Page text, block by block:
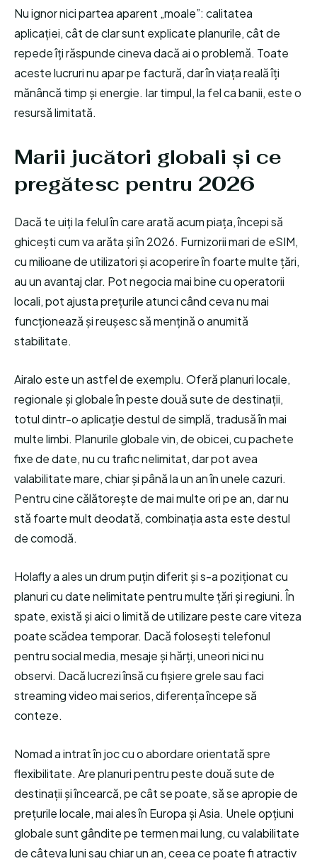
Nu ignor nici partea aparent „moale”: calitatea
aplicației, cât de clar sunt explicate planurile, cât de
repede îți răspunde cineva dacă ai o problemă. Toate
aceste lucruri nu apar pe factură, dar în viața reală îți
mănâncă timp și energie. Iar timpul, la fel ca banii, este o
resursă limitată.
Marii jucători globali și ce
pregătesc pentru 2026
Dacă te uiți la felul în care arată acum piața, începi să
ghicești cum va arăta și în 2026. Furnizorii mari de eSIM,
cu milioane de utilizatori și acoperire în foarte multe țări,
au un avantaj clar. Pot negocia mai bine cu operatorii
locali, pot ajusta prețurile atunci când ceva nu mai
funcționează și reușesc să mențină o anumită
stabilitate.
Airalo este un astfel de exemplu. Oferă planuri locale,
regionale și globale în peste două sute de destinații,
totul dintr-o aplicație destul de simplă, tradusă în mai
multe limbi. Planurile globale vin, de obicei, cu pachete
fixe de date, nu cu trafic nelimitat, dar pot avea
valabilitate mare, chiar și până la un an în unele cazuri.
Pentru cine călătorește de mai multe ori pe an, dar nu
stă foarte mult deodată, combinația asta este destul
de comodă.
Holafly a ales un drum puțin diferit și s-a poziționat cu
planuri cu date nelimitate pentru multe țări și regiuni. În
spate, există și aici o limită de utilizare peste care viteza
poate scădea temporar. Dacă folosești telefonul
pentru social media, mesaje și hărți, uneori nici nu
observi. Dacă lucrezi însă cu fișiere grele sau faci
streaming video mai serios, diferența începe să
conteze.
Nomad a intrat în joc cu o abordare orientată spre
flexibilitate. Are planuri pentru peste două sute de
destinații și încearcă, pe cât se poate, să se apropie de
prețurile locale, mai ales în Europa și Asia. Unele opțiuni
globale sunt gândite pe termen mai lung, cu valabilitate
de câteva luni sau chiar un an, ceea ce poate fi atractiv